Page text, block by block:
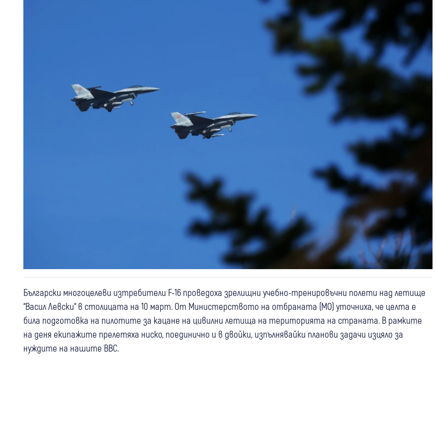
Български многоцелеви изтребители F-16 проведоха зрелищни учебно-тренировъчни полети над летище
“Васил Левски“ в столицата на 10 март. От Министерството на отбраната (МО) уточниха, че целта е
била подготовка на пилотите за кацане на цивилни летища на територията на страната. В рамките
на деня екипажите прелетяха ниско, поединично и в двойки, изпълнявайки планови задачи изцяло за
нуждите на нашите ВВС.